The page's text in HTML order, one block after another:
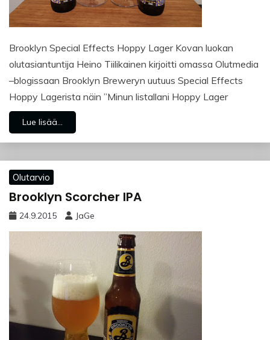
Brooklyn Special Effects Hoppy Lager Kovan luokan
olutasiantuntija Heino Tiilikainen kirjoitti omassa Olutmedia
–blogissaan Brooklyn Breweryn uutuus Special Effects
Hoppy Lagerista näin ”Minun listallani Hoppy Lager
Lue lisää...
Olutarvio
Brooklyn Scorcher IPA
24.9.2015 JaGe